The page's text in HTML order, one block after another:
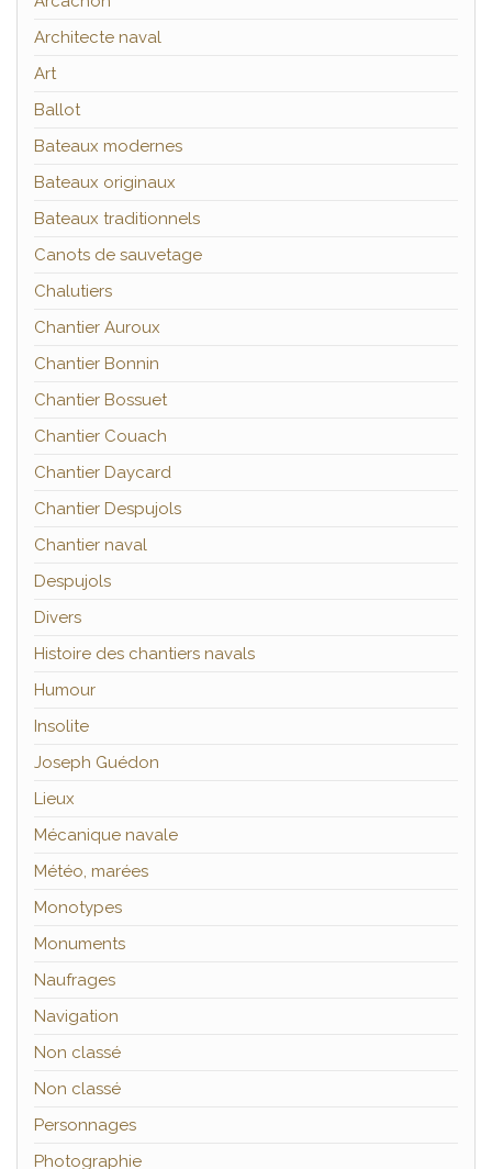
Architecte naval
Art
Ballot
Bateaux modernes
Bateaux originaux
Bateaux traditionnels
Canots de sauvetage
Chalutiers
Chantier Auroux
Chantier Bonnin
Chantier Bossuet
Chantier Couach
Chantier Daycard
Chantier Despujols
Chantier naval
Despujols
Divers
Histoire des chantiers navals
Humour
Insolite
Joseph Guédon
Lieux
Mécanique navale
Météo, marées
Monotypes
Monuments
Naufrages
Navigation
Non classé
Non classé
Personnages
Photographie